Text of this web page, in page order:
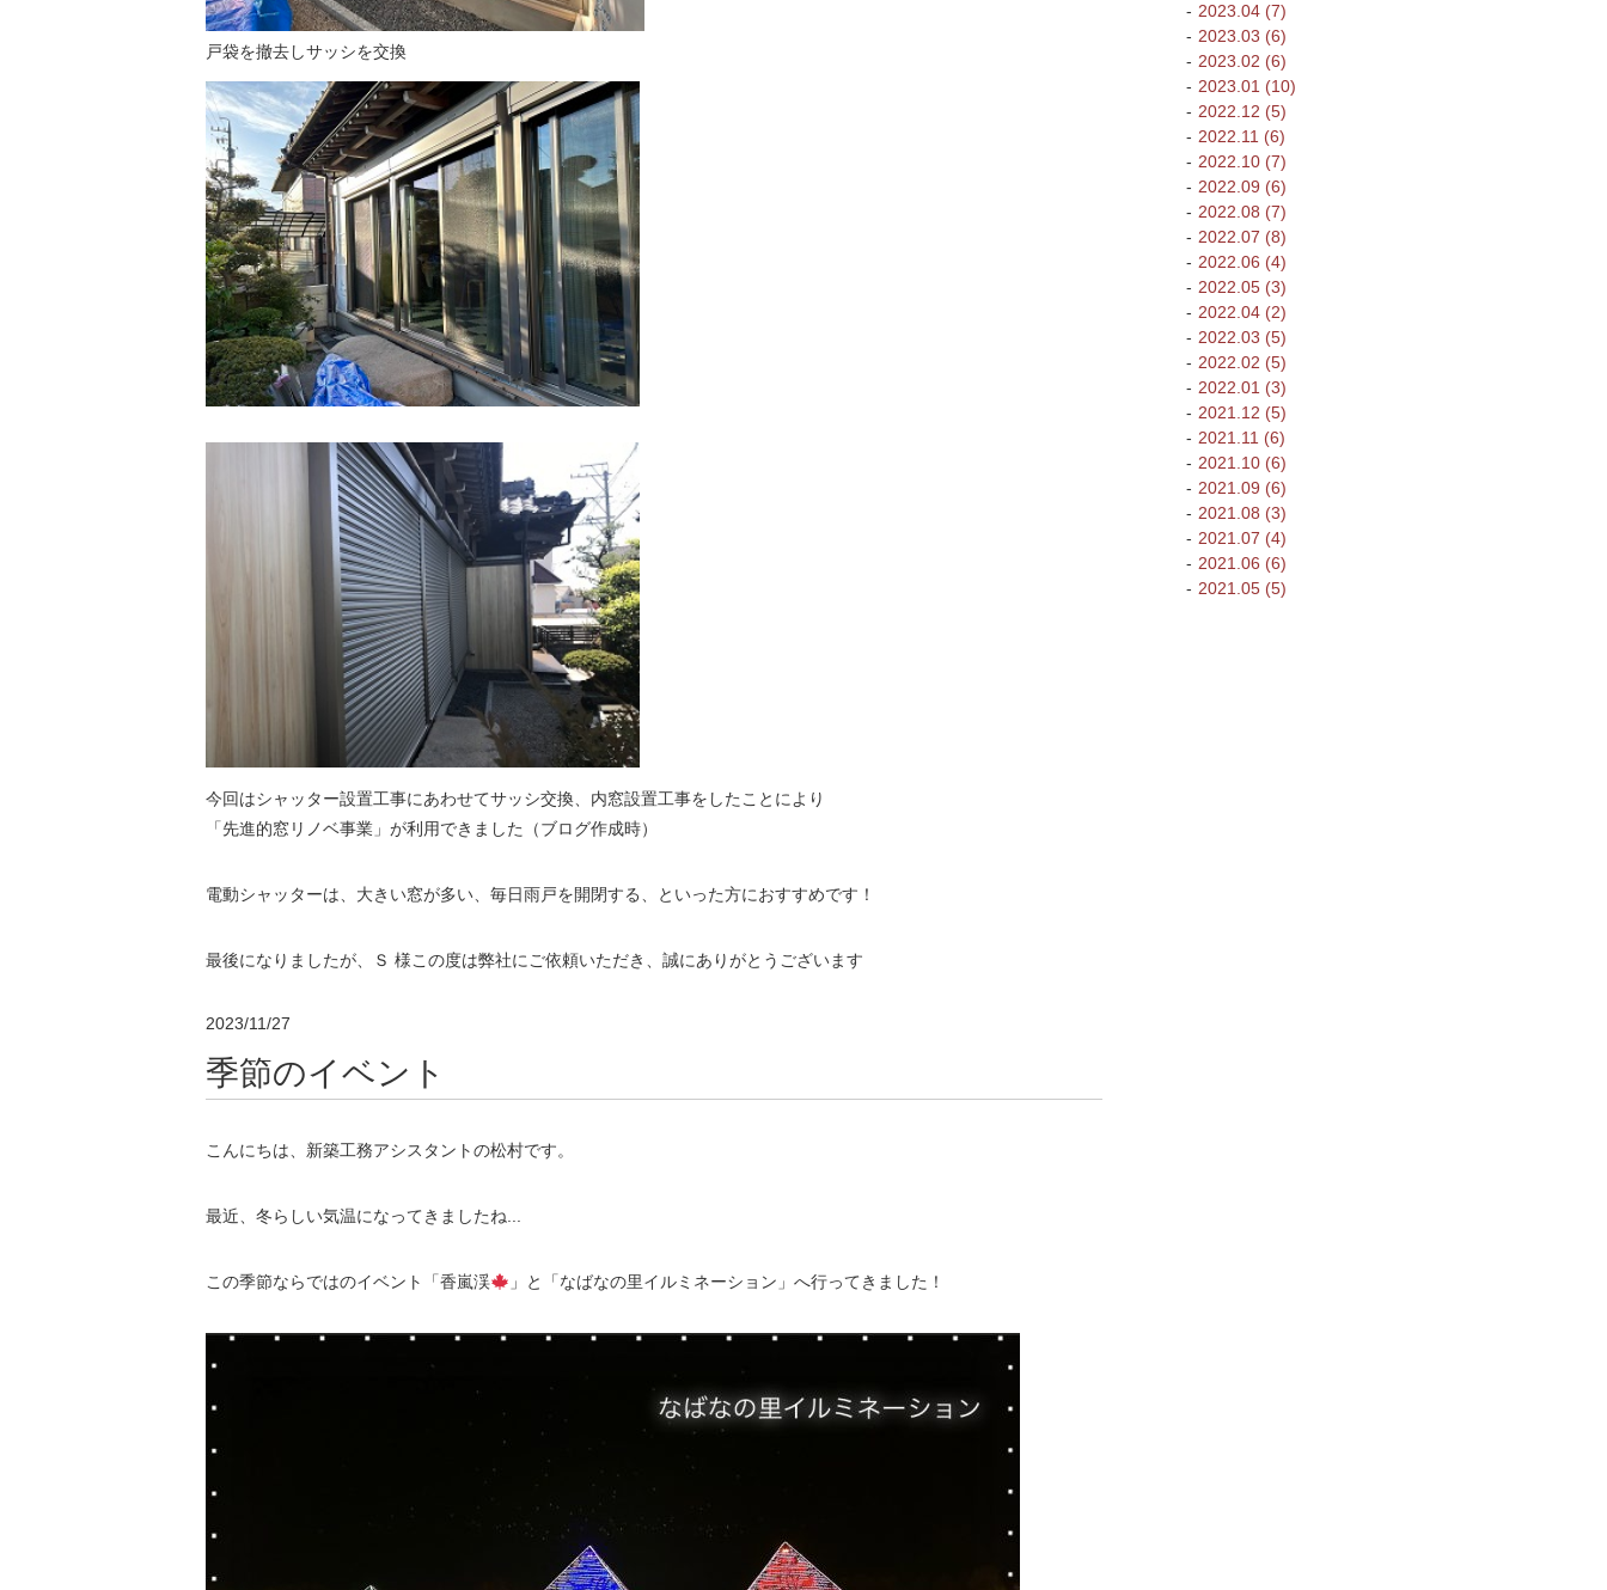
戸袋を撤去しサッシを交換
今回はシャッター設置工事にあわせてサッシ交換、内窓設置工事をしたことにより
「先進的窓リノベ事業」が利用できました（ブログ作成時）
電動シャッターは、大きい窓が多い、毎日雨戸を開閉する、といった方におすすめです！
最後になりましたが、Ｓ 様この度は弊社にご依頼いただき、誠にありがとうございます
2023/11/27
季節のイベント
こんにちは、新築工務アシスタントの松村です。
最近、冬らしい気温になってきましたね...
この季節ならではのイベント「香嵐渓 」と「なばなの里イルミネーション」へ行ってきました！
2023.04 (7)
2023.03 (6)
2023.02 (6)
2023.01 (10)
2022.12 (5)
2022.11 (6)
2022.10 (7)
2022.09 (6)
2022.08 (7)
2022.07 (8)
2022.06 (4)
2022.05 (3)
2022.04 (2)
2022.03 (5)
2022.02 (5)
2022.01 (3)
2021.12 (5)
2021.11 (6)
2021.10 (6)
2021.09 (6)
2021.08 (3)
2021.07 (4)
2021.06 (6)
2021.05 (5)